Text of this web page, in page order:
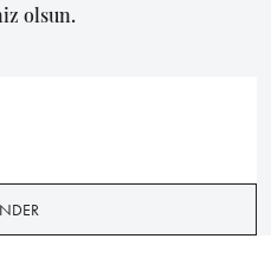
olsun.